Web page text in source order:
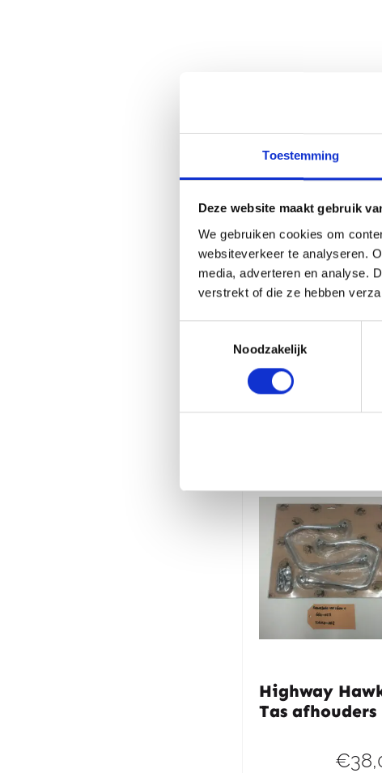
Toestemming
Deze website maakt gebruik
We gebruiken cookies om
websiteverkeer te analyseren.
media, adverteren en analyse.
verstrekt of die ze hebben
Noodzakelijk
Highway
Tas afhouders
€